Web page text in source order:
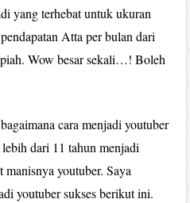
yang terhebat untuk ukuran
Atta per bulan dari
Wow besar sekali…! Boleh
cara menjadi youtuber
lebih dari 11 tahun menjadi
manisnya youtuber. Saya
youtuber sukses berikut ini.